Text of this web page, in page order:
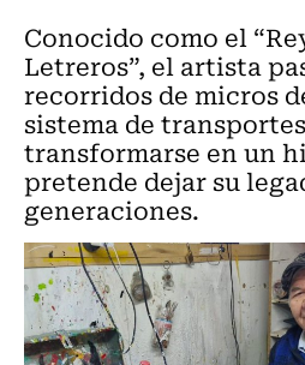
Conocido como el
Letreros”, el artista
recorridos de micros
sistema de
transformarse en un
pretende dejar su
generaciones.